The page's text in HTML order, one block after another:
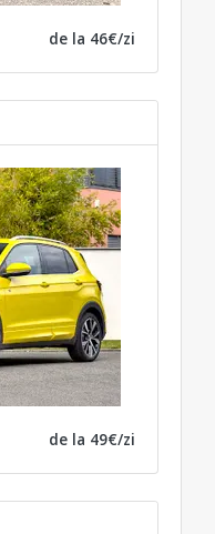
de la 46€/zi
de la 49€/zi